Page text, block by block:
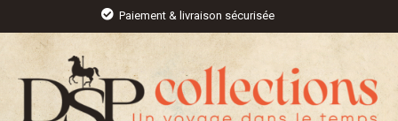
contenu
Paiement & livraison sécurisée